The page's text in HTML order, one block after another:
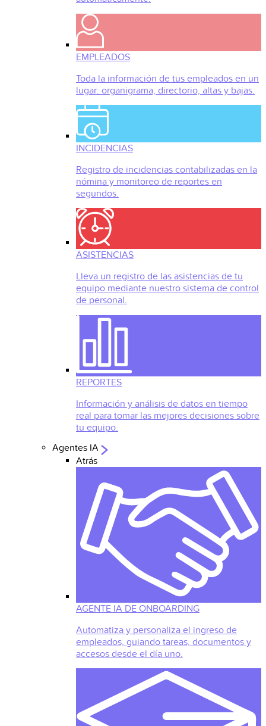
EMPLEADOS
Toda la información de tus empleados en un
lugar: organigrama, directorio, altas y bajas.
INCIDENCIAS
Registro de incidencias contabilizadas en la
nómina y monitoreo de reportes en
segundos.
ASISTENCIAS
Lleva un registro de las asistencias de tu
equipo mediante nuestro sistema de control
de personal.
REPORTES
Información y análisis de datos en tiempo
real para tomar las mejores decisiones sobre
tu equipo.
Agentes IA
Atrás
AGENTE IA DE ONBOARDING
Automatiza y personaliza el ingreso de
empleados, guiando tareas, documentos y
accesos desde el día uno.